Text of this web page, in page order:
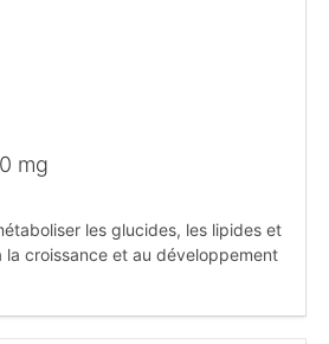
mg
les glucides, les lipides et
la croissance et au développement